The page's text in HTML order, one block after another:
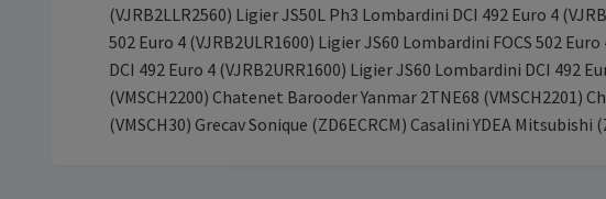
(VJRB2LLR2560) Ligier JS50L Ph3 Lombardini DCI 492 Euro 4
502 Euro 4 (VJRB2ULR1600) Ligier JS60 Lombardini FOCS 502
DCI 492 Euro 4 (VJRB2URR1600) Ligier JS60 Lombardini DCI
(VMSCH2200) Chatenet Barooder Yanmar 2TNE68 (VMSCH2201)
(VMSCH30) Grecav Sonique (ZD6ECRCM) Casalini YDEA